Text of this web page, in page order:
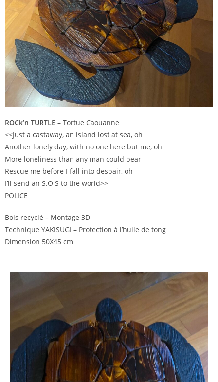
ROCk’n TURTLE – Tortue Caouanne
<<Just a castaway, an island lost at sea, oh
Another lonely day, with no one here but me, oh
More loneliness than any man could bear
Rescue me before I fall into despair, oh
I’ll send an S.O.S to the world>>
POLICE
Bois recyclé – Montage 3D
Technique YAKISUGI – Protection à l’huile de tong
Dimension 50X45 cm